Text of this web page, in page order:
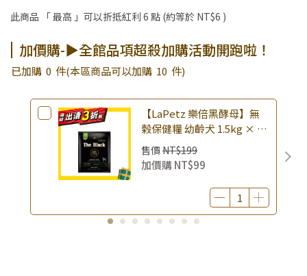
▶王國加購活動 訂單享超值優惠價加購好物
▶全館品項超殺加購活動開跑啦！
▶夏祭好禮｜購買犬貓乾溼糧，滿額享好禮5選3 (限量贈完為
止)
此商品 「 最高 」可以折抵紅利 6 點 (約等於 NT$6 )
加價購-▶全館品項超殺加購活動開跑啦！
已加購 0 件(本區商品可以加購 10 件)
【LaPetz 樂倍黑酵母】無
榖保健糧 幼齡犬 1.5kg × 包
｜(廠效期20260818) 狗乾糧
狗飼料 幼犬飼料 無穀配方｜
即期品
售價 NT$199
加價購NT$99